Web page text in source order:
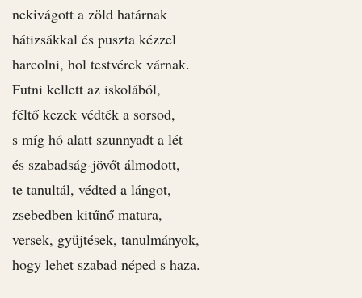
nekivágott a zöld határnak
hátizsákkal és puszta kézzel
harcolni, hol testvérek várnak.
Futni kellett az iskolából,
féltő kezek védték a sorsod,
s míg hó alatt szunnyadt a lét
és szabadság-jövőt álmodott,
te tanultál, védted a lángot,
zsebedben kitűnő matura,
versek, gyüjtések, tanulmányok,
hogy lehet szabad néped s haza.